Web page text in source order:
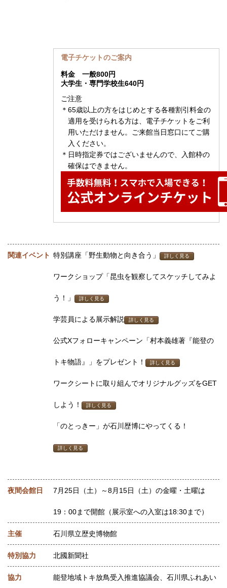
電子チケットのご案内
料金 一般800円
大学生・専門学校生640円
ご注意
＊65歳以上の方をはじめとする各種割引料金の
適用を受けられる方は、電子チケットをご利
用いただけません。ご来館当日窓口にてご購
入ください。
＊日時指定券ではございませんので、入館枠の
確保はできません。
関連イベント 特別講座「野生動物と向き合う」 詳しく見る
ワークショップ「昆虫を観察してスケッチしてみよ
う！」 詳しく見る
学芸員による展示解説 詳しく見る
公式Xフォローキャンペーン「村本義雄著『能登の
トキ物語』」をプレゼント！ 詳しく見る
ワークシートに取り組んでオリジナルグッズをGET
しよう！ 詳しく見る
「のとっきー」が石川歴博にやってくる！
詳しく見る
夜間会館日 7月25日（土）～8月15日（土）の金曜・土曜は
19：00まで開館（展示室への入室は18:30まで）
主催 石川県立歴史博物館
特別協力 北國新聞社
協力 能登地域トキ放鳥受入推進協議会、石川県ふれあい